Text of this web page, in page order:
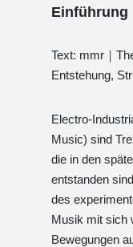
Einführung
Text: mmr｜
Entstehung,
Electro-
Music) sind
die in den
entstanden
des
Musik mit sich
Bewegungen